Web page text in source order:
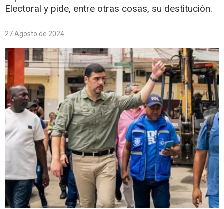
Electoral y pide, entre otras cosas, su destitución.
27 Agosto de 2024